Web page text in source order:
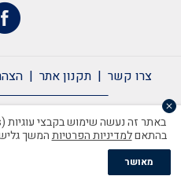
צרו קשר תקנון אתר
כל הזכויות שמורות לשכת
צרו קשר תקנון אתר
בהתאםלמדיניות הפרטיותהמשך
מאושר